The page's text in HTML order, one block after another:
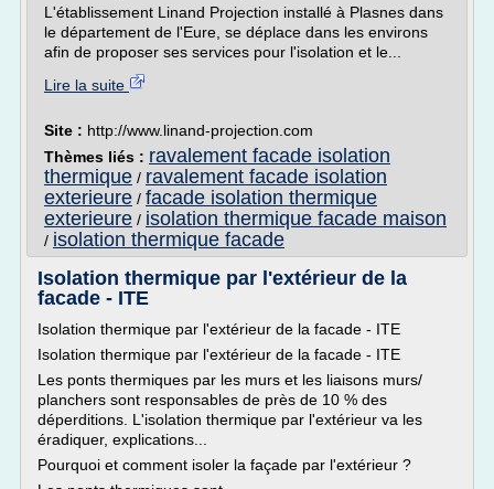
L'établissement Linand Projection installé à Plasnes dans
le département de l'Eure, se déplace dans les environs
afin de proposer ses services pour l'isolation et le...
Lire la suite
Site : http://www.linand-projection.com
Thèmes liés : ravalement facade isolation
thermique / ravalement facade isolation
exterieure / facade isolation thermique
exterieure / isolation thermique facade maison
/ isolation thermique facade
Isolation thermique par l'extérieur de la
facade - ITE
Isolation thermique par l'extérieur de la facade - ITE
Isolation thermique par l'extérieur de la facade - ITE
Les ponts thermiques par les murs et les liaisons murs/
planchers sont responsables de près de 10 % des
déperditions. L'isolation thermique par l'extérieur va les
éradiquer, explications...
Pourquoi et comment isoler la façade par l'extérieur ?